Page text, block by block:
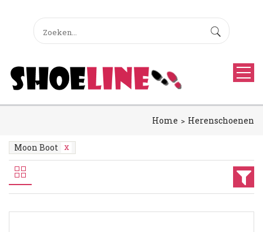
Home Herenschoenen
Moon Boot